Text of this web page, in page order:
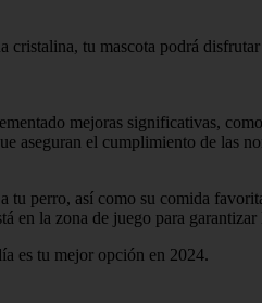
tu mascota podrá
mejoras significativas,
aseguran el cumplimiento de las
perro, así como su comida
en la zona de juego para
es tu mejor opción en 2024.